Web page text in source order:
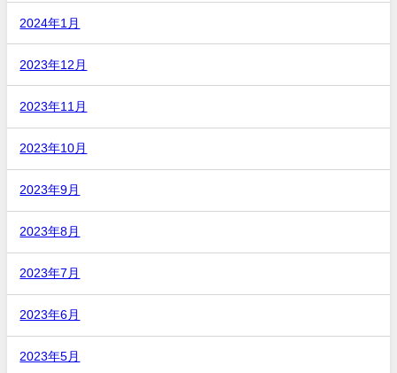
2024年1月
2023年12月
2023年11月
2023年10月
2023年9月
2023年8月
2023年7月
2023年6月
2023年5月